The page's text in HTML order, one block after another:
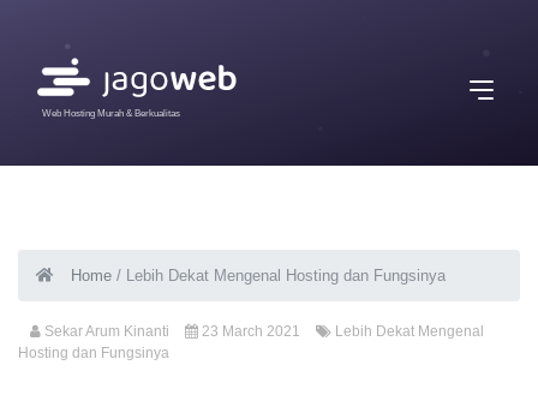
Web Hosting Murah & Berkualitas
Home / Lebih Dekat Mengenal Hosting dan Fungsinya
Sekar Arum Kinanti 23 March 2021
Lebih Dekat Mengenal
Hosting dan Fungsinya